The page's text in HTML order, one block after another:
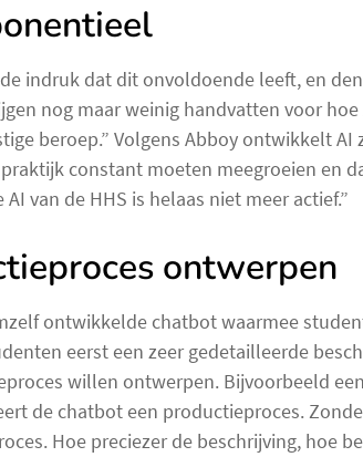
indruk dat dit onvoldoende leeft, en
nog maar weinig handvatten voor hoe
beroep.” Volgens Abboy ontwikkelt AI
constant moeten meegroeien en
van de HHS is helaas niet meer actief.”
ontwerpen
ontwikkelde chatbot waarmee
eerst een zeer gedetailleerde
willen ontwerpen. Bijvoorbeeld
de chatbot een productieproces.
Hoe preciezer de beschrijving, hoe